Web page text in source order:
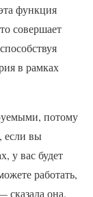
функция
совершает
в рамках
потому
если вы
у вас будет
работать,
сказала она.